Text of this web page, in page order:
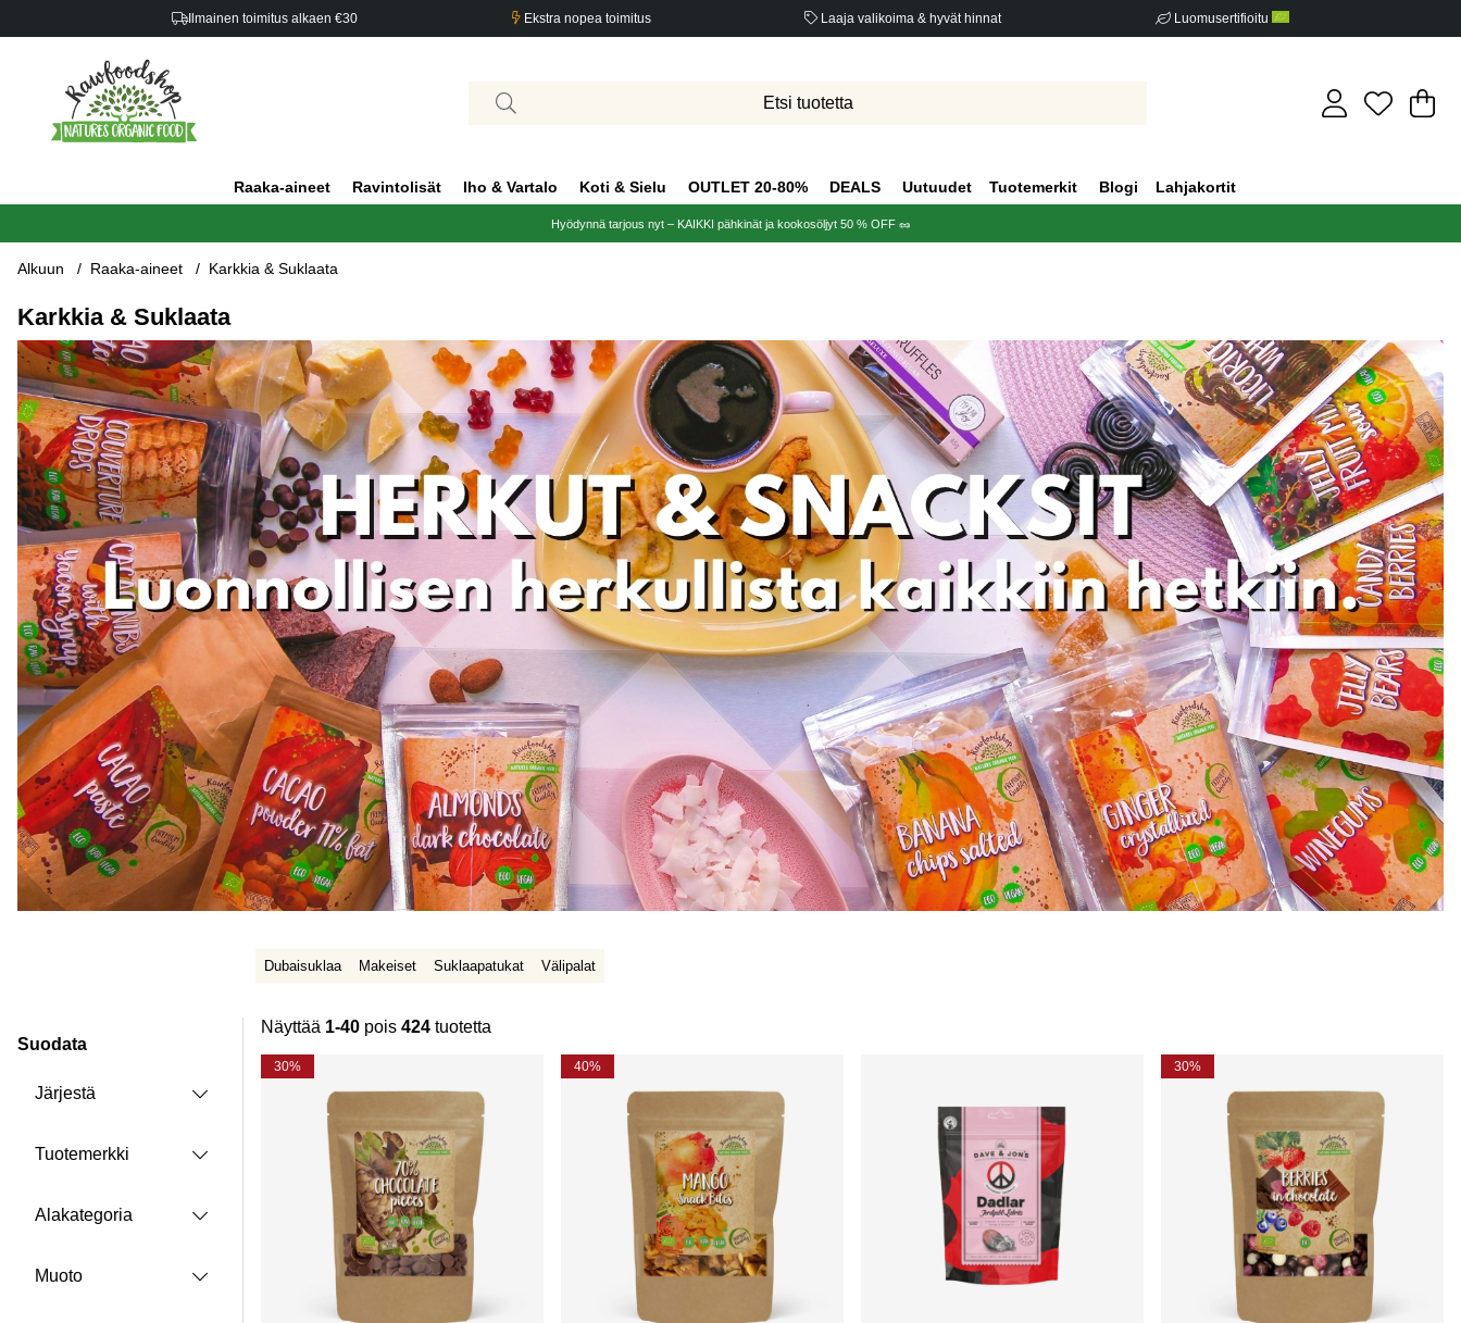
Ilmainen toimitus alkaen €30 Ekstra nopea toimitus Laaja valikoima & hyvät hinnat Luomusertifioitu
.
Raaka-aineet Ravintolisät Iho & Vartalo Koti & Sielu OUTLET 20-80% DEALS Uutuudet Tuotemerkit Blogi Lahjakortit
Hyödynnä tarjous nyt – KAIKKI pähkinät ja kookosöljyt 50 % OFF 🥜
Alkuun Raaka-aineet Karkkia & Suklaata
Karkkia & Suklaata
Dubaisuklaa Makeiset Suklaapatukat Välipalat
Suodata
Järjestä
Tuotemerkki
Alakategoria
Muoto
Näyttää 1-40 pois 424 tuotetta
Tuotteet
30% 40% 30%